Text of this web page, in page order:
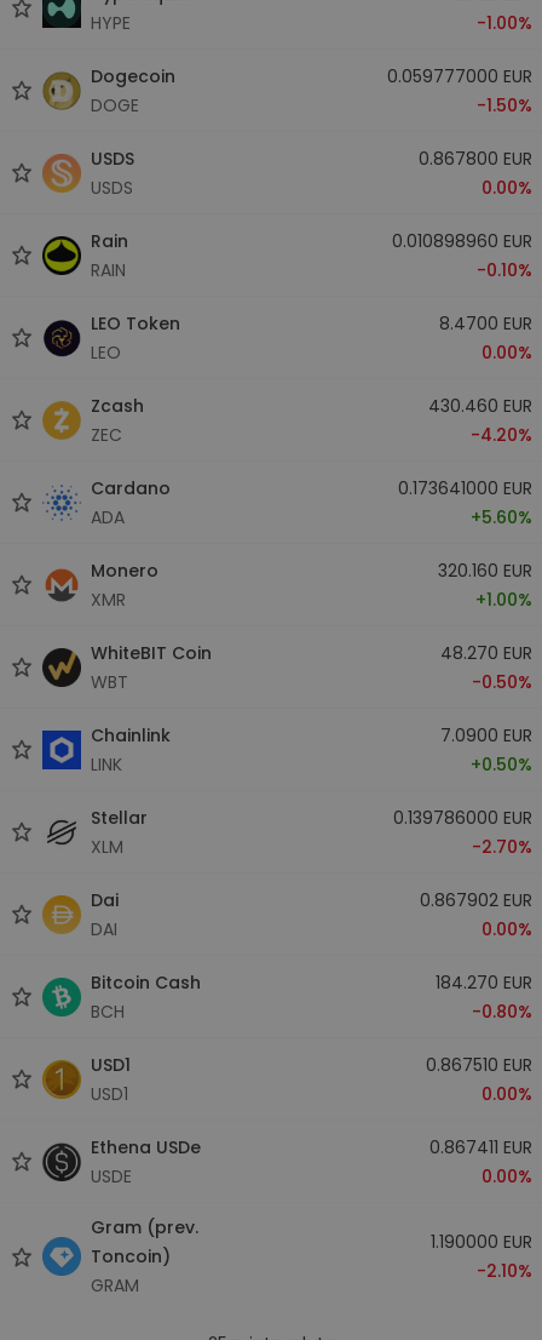
HYPE
-1.00%
Dogecoin
DOGE
0.059777000 EUR
-1.50%
USDS
USDS
0.867800 EUR
0.00%
Rain
RAIN
0.010898960 EUR
-0.10%
LEO Token
LEO
8.4700 EUR
0.00%
Zcash
ZEC
430.460 EUR
-4.20%
Cardano
ADA
0.173641000 EUR
+5.60%
Monero
XMR
320.160 EUR
+1.00%
WhiteBIT Coin
WBT
48.270 EUR
-0.50%
Chainlink
LINK
7.0900 EUR
+0.50%
Stellar
XLM
0.139786000 EUR
-2.70%
Dai
DAI
0.867902 EUR
0.00%
Bitcoin Cash
BCH
184.270 EUR
-0.80%
USD1
USD1
0.867510 EUR
0.00%
Ethena USDe
USDE
0.867411 EUR
0.00%
Gram (prev.
Toncoin)
GRAM
1.190000 EUR
-2.10%